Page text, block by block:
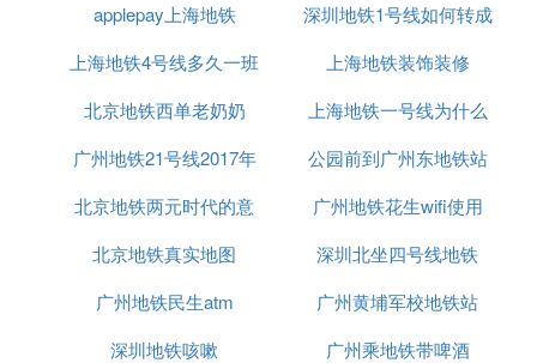
要在“钱包”中创建一张新的北京一卡通或上海交通卡
以配合 iPhone 使用，需要满足以下条件：
1.一台 iPhone 6、iPhone 6 Plus 或更新机型，设备
上设置了面容 ID、触控 ID 或密码；
2.已添加到“钱包”的一张中国银联借记卡；
3.iOS 11.3 或更高版本；
4.互联网连接；
5.已登录 iCloud 的 Apple ID；
6.设备的地区设置为中国大陆。
applepay上海地铁
深圳地铁1号线如何转成
9号线
上海地铁4号线多久一班
上海地铁装饰装修
北京地铁西单老奶奶
上海地铁一号线为什么
那么挤
广州地铁21号线2017年
开通
公园前到广州东地铁站
北京地铁两元时代的意
义
广州地铁花生wifi使用
北京地铁真实地图
深圳北坐四号线地铁
广州地铁民生atm
广州黄埔军校地铁站
深圳地铁咳嗽
广州乘地铁带啤酒